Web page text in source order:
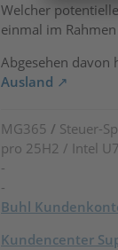
Welcher
einmal im
Abgesehen davon
Ausland
MG365 / Steuer-
pro 25H2 / Intel
-
-
Buhl
Kundencenter